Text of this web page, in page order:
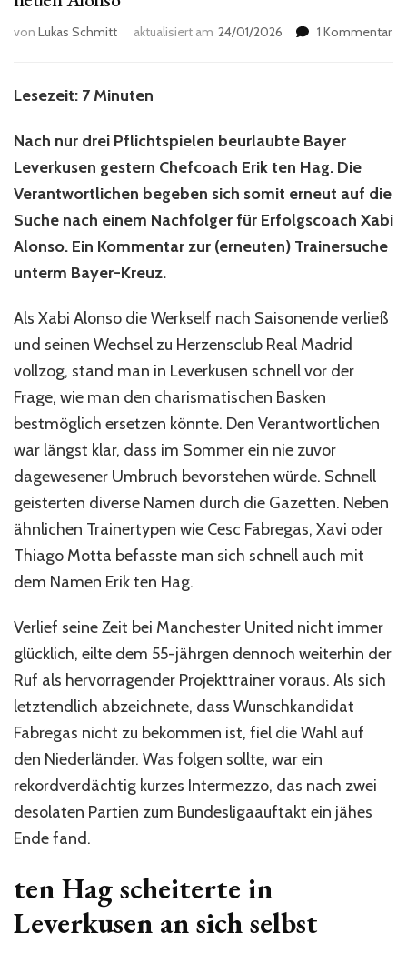
von Lukas Schmitt aktualisiert am 24/01/2026 1 Kommentarzu
Lesezeit: 7 Minuten
Nach nur drei Pflichtspielen beurlaubte Bayer
Leverkusen gestern Chefcoach Erik ten Hag. Die
Verantwortlichen begeben sich somit erneut auf die
Suche nach einem Nachfolger für Erfolgscoach Xabi
Alonso. Ein Kommentar zur (erneuten) Trainersuche
unterm Bayer-Kreuz.
Als Xabi Alonso die Werkself nach Saisonende verließ
und seinen Wechsel zu Herzensclub Real Madrid
vollzog, stand man in Leverkusen schnell vor der
Frage, wie man den charismatischen Basken
bestmöglich ersetzen könnte. Den Verantwortlichen
war längst klar, dass im Sommer ein nie zuvor
dagewesener Umbruch bevorstehen würde. Schnell
geisterten diverse Namen durch die Gazetten. Neben
ähnlichen Trainertypen wie Cesc Fabregas, Xavi oder
Thiago Motta befasste man sich schnell auch mit
dem Namen Erik ten Hag.
Verlief seine Zeit bei Manchester United nicht immer
glücklich, eilte dem 55-jährgen dennoch weiterhin der
Ruf als hervorragender Projekttrainer voraus. Als sich
letztendlich abzeichnete, dass Wunschkandidat
Fabregas nicht zu bekommen ist, fiel die Wahl auf
den Niederländer. Was folgen sollte, war ein
rekordverdächtig kurzes Intermezzo, das nach zwei
desolaten Partien zum Bundesligaauftakt ein jähes
Ende fand.
ten Hag scheiterte in
Leverkusen an sich selbst